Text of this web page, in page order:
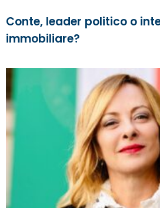
Conte, leader politico o
immobiliare?